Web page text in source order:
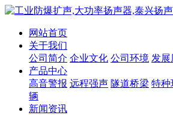
网站首页
关于我们
公司简介 企业文化 公司环境 发展
产品中心
高音警报 远程强声 隧道桥梁 特种
辆
新闻资讯